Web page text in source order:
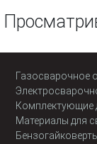
Газосварочное
Комплектующие
Материалы для